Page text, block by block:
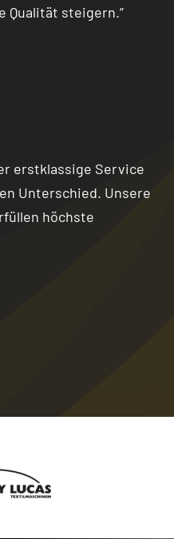
Qualität steigern.”
erstklassige Service
Unterschied. Unsere
höchste